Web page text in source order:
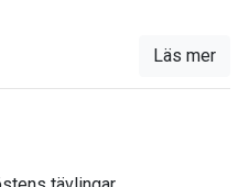
Läs mer